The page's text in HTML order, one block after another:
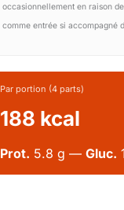
occasionnellement en raison
comme entrée si accompagné
Par portion (4 parts)
188 kcal
Prot. 5.8 g —Gluc.